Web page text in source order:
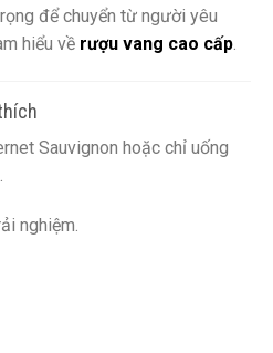
để chuyển từ người yêu
hiểu về rượu vang cao cấp.
Sauvignon hoặc chỉ uống
nghiệm.